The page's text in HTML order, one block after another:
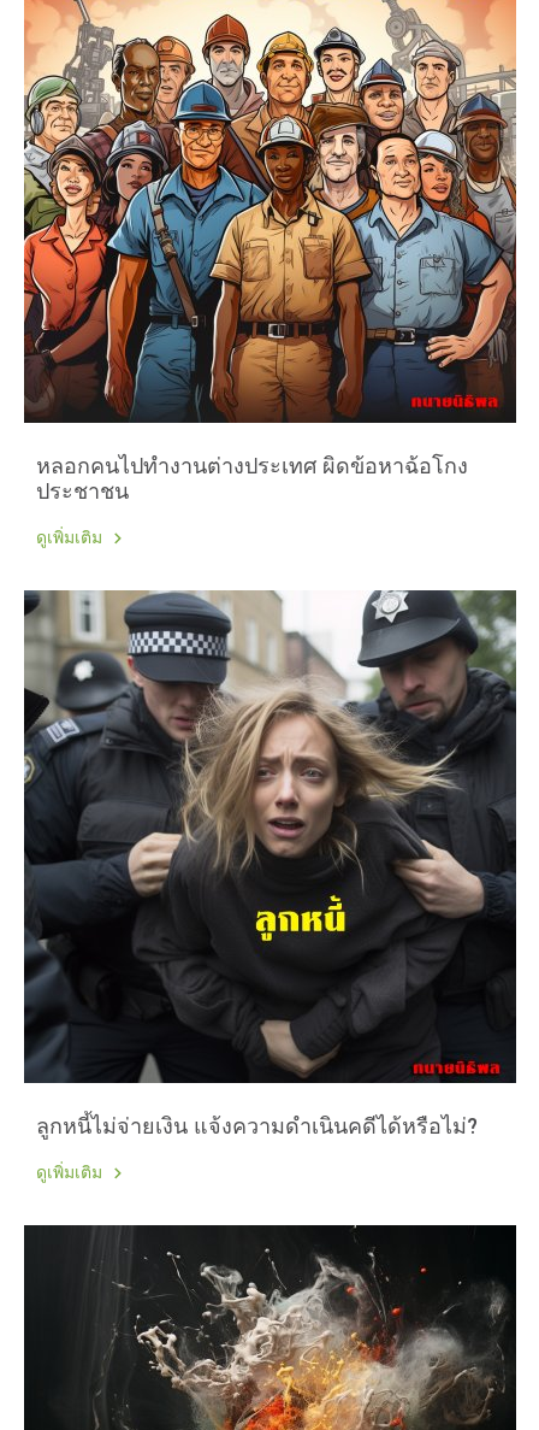
หลอกคนไปทำงานต่างประเทศ ผิดข้อหาฉ้อโกง
ประชาชน
ดูเพิ่มเติม
ลูกหนี้ไม่จ่ายเงิน แจ้งความดำเนินคดีได้หรือไม่?
ดูเพิ่มเติม